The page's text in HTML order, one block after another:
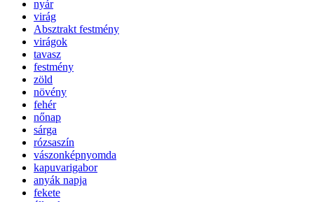
nyár
virág
Absztrakt festmény
virágok
tavasz
festmény
zöld
növény
fehér
nőnap
sárga
rózsaszín
vászonképnyomda
kapuvarigabor
anyák napja
fekete